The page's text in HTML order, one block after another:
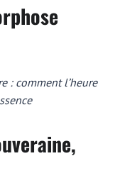
: comment l’heure